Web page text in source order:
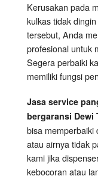
Kerusakan pada
kulkas tidak
tersebut, Anda
profesional untuk
Segera perbaiki
memiliki fungsi
Jasa service
bergaransi Dewi
bisa memperbaiki
atau airnya tidak
kami jika
kebocoran atau